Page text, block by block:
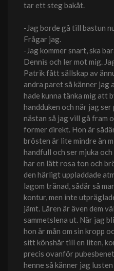
tar ett steg bakåt.
-Jag borde gå till bastun
Frågar jag.
-Jag kommer snart, ska
Dennis och ler mot mig.
Patrik fått sällskap av
andra paret så känner
hade kunna tänka mig att
handduken och när jag
nästan så jag vill gå fram
former direkt. Hon är
brösten är lite mindre än
handfull och ser mjuka
har en lätt rosa ton och
den härligt uppladdade
lagom tränad, sådär så
kontur, men inte
jämt. Låren är även dem
sammetslena ut. När jag
hon är mån om sin kropp
sitt könshår till en liten,
precis ovanför
henne så känner jag